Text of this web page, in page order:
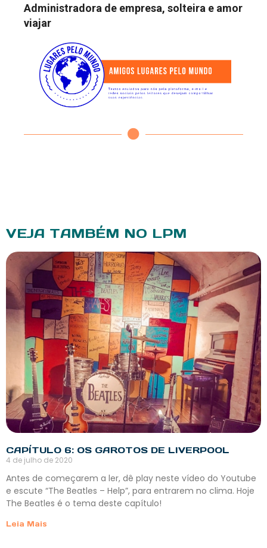
Administradora de empresa, solteira e amor
viajar
VEJA TAMBÉM NO LPM
CAPÍTULO 6: OS GAROTOS DE LIVERPOOL
4 de julho de 2020
Antes de começarem a ler, dê play neste vídeo do Youtube
e escute “The Beatles – Help”, para entrarem no clima. Hoje
The Beatles é o tema deste capítulo!
Leia Mais